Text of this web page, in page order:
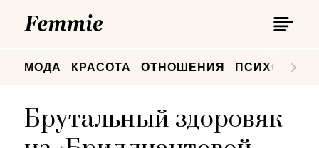
МОДА КРАСОТА ОТНОШЕНИЯ
Брутальный здоровяк